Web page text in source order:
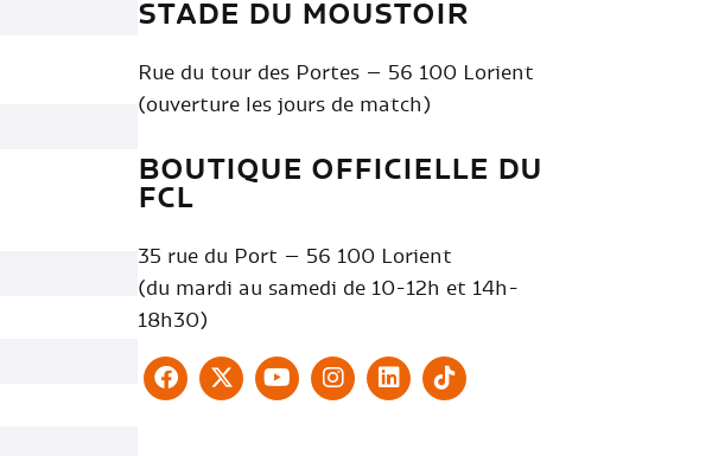
STADE DU MOUSTOIR
Rue du tour des Portes – 56 100 Lorient
(ouverture les jours de match)
BOUTIQUE OFFICIELLE DU
FCL
35 rue du Port – 56 100 Lorient
(du mardi au samedi de 10-12h et 14h-
18h30)